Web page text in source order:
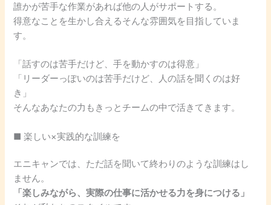
誰かが苦手な作業があれば他の人がサポートする。
得意なことを生かし合えるそんな雰囲気を目指していま
す。
「話すのは苦手だけど、手を動かすのは得意」
「リーダーっぽいのは苦手だけど、人の話を聞くのは好
き」
そんなあなたの力もきっとチームの中で活きてきます。
■ 楽しい×実践的な訓練を
エニキャンでは、ただ話を聞いて終わりのような訓練はし
ません。
「楽しみながら、実際の仕事に活かせる力を身につける」